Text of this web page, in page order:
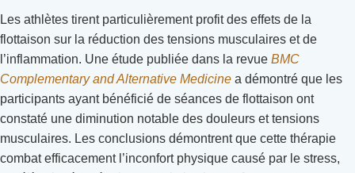
Les athlètes tirent particulièrement profit des effets de la
flottaison sur la réduction des tensions musculaires et de
l’inflammation. Une étude publiée dans la revue BMC
Complementary and Alternative Medicine a démontré que les
participants ayant bénéficié de séances de flottaison ont
constaté une diminution notable des douleurs et tensions
musculaires. Les conclusions démontrent que cette thérapie
combat efficacement l’inconfort physique causé par le stress,